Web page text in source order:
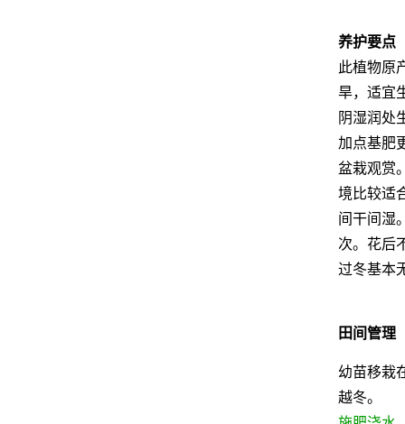
养护要点
此植物原
旱，适宜
阴湿润处
加点基肥
盆栽观赏
境比较适
间干间湿
次。花后
过冬基本
田间管理
幼苗移栽
越冬。